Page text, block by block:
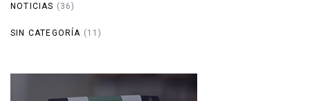
NOTICIAS (36)
SIN CATEGORÍA (11)